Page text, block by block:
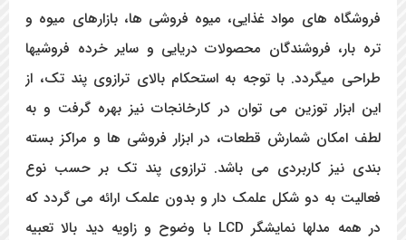
فروشگاه های مواد غذایی، میوه فروشی ها، بازارهای میوه و
تره بار، فروشندگان محصولات دریایی و سایر خرده فروشی­ها
طراحی میگردد. با توجه به استحکام بالای ترازوی پند تک، از
این ابزار توزین می توان در کارخانجات نیز بهره گرفت و به
لطف امکان شمارش قطعات، در ابزار فروشی ها و مراکز بسته
بندی نیز کاربردی می باشد. ترازوی پند تک بر حسب نوع
فعالیت به دو شکل علمک دار و بدون علمک ارائه می گردد که
در همه مدلها نمایشگر LCD با وضوح و زاویه دید بالا تعبیه